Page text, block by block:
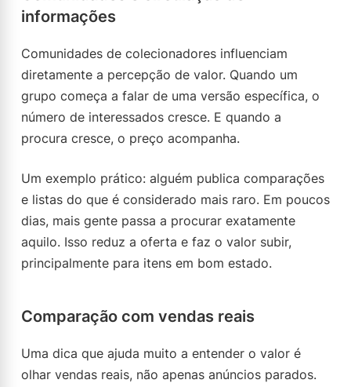
informações
Comunidades de colecionadores influenciam
diretamente a percepção de valor. Quando um
grupo começa a falar de uma versão específica, o
número de interessados cresce. E quando a
procura cresce, o preço acompanha.
Um exemplo prático: alguém publica comparações
e listas do que é considerado mais raro. Em poucos
dias, mais gente passa a procurar exatamente
aquilo. Isso reduz a oferta e faz o valor subir,
principalmente para itens em bom estado.
Comparação com vendas reais
Uma dica que ajuda muito a entender o valor é
olhar vendas reais, não apenas anúncios parados.